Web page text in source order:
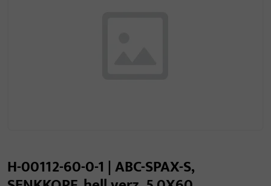
H-00112-60-0-1 | ABC-SPAX-S,